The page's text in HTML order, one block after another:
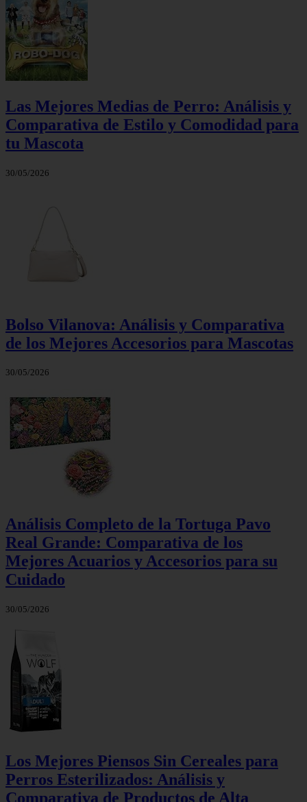
Las Mejores Medias de Perro: Análisis y
Comparativa de Estilo y Comodidad para
tu Mascota
30/05/2026
Bolso Vilanova: Análisis y Comparativa
de los Mejores Accesorios para Mascotas
30/05/2026
Análisis Completo de la Tortuga Pavo
Real Grande: Comparativa de los
Mejores Acuarios y Accesorios para su
Cuidado
30/05/2026
Los Mejores Piensos Sin Cereales para
Perros Esterilizados: Análisis y
Comparativa de Productos de Alta